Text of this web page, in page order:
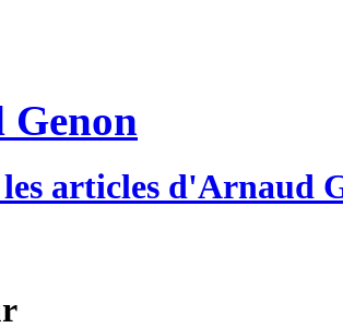
articles d'Arnaud